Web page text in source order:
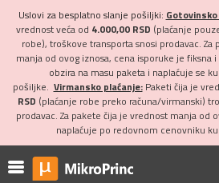
Uslovi za besplatno slanje pošiljki:
vrednost veća od 4.000,00 RSD (plaćanje
robe), troškove transporta snosi prodavac. Za
manja od ovog iznosa, cena isporuke je fiksna
obzira na masu paketa i naplaćuje se
pošiljke. Virmansko plaćanje:Paketi čija je
RSD (plaćanje robe preko računa/virmanski)
prodavac. Za pakete čija je vrednost manja od
naplaćuje po redovnom cenovniku